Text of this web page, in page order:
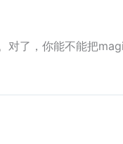
了，你能不能把